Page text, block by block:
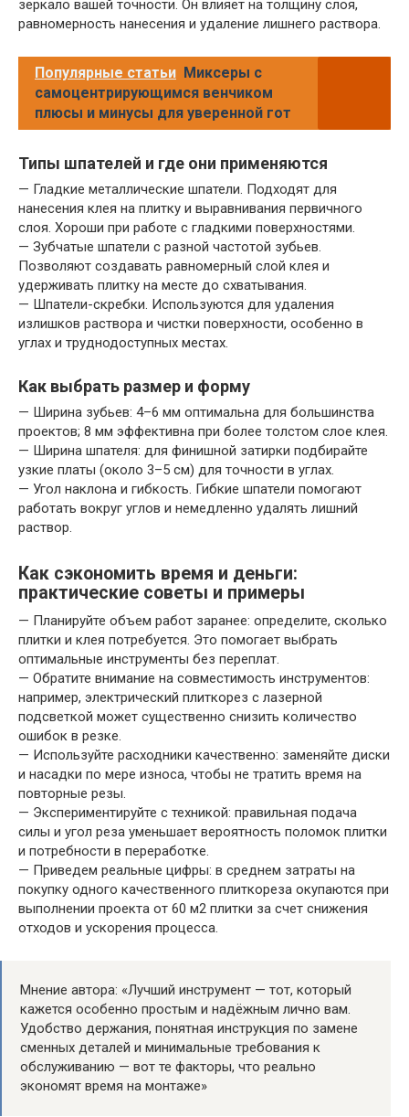
зеркало вашей точности. Он влияет на толщину слоя,
равномерность нанесения и удаление лишнего раствора.
Популярные статьи Миксеры с
самоцентрирующимся венчиком
плюсы и минусы для уверенной гот
Типы шпателей и где они применяются
— Гладкие металлические шпатели. Подходят для
нанесения клея на плитку и выравнивания первичного
слоя. Хороши при работе с гладкими поверхностями.
— Зубчатые шпатели с разной частотой зубьев.
Позволяют создавать равномерный слой клея и
удерживать плитку на месте до схватывания.
— Шпатели-скребки. Используются для удаления
излишков раствора и чистки поверхности, особенно в
углах и труднодоступных местах.
Как выбрать размер и форму
— Ширина зубьев: 4–6 мм оптимальна для большинства
проектов; 8 мм эффективна при более толстом слое клея.
— Ширина шпателя: для финишной затирки подбирайте
узкие платы (около 3–5 см) для точности в углах.
— Угол наклона и гибкость. Гибкие шпатели помогают
работать вокруг углов и немедленно удалять лишний
раствор.
Как сэкономить время и деньги:
практические советы и примеры
— Планируйте объем работ заранее: определите, сколько
плитки и клея потребуется. Это помогает выбрать
оптимальные инструменты без переплат.
— Обратите внимание на совместимость инструментов:
например, электрический плиткорез с лазерной
подсветкой может существенно снизить количество
ошибок в резке.
— Используйте расходники качественно: заменяйте диски
и насадки по мере износа, чтобы не тратить время на
повторные резы.
— Экспериментируйте с техникой: правильная подача
силы и угол реза уменьшает вероятность поломок плитки
и потребности в переработке.
— Приведем реальные цифры: в среднем затраты на
покупку одного качественного плиткореза окупаются при
выполнении проекта от 60 м2 плитки за счет снижения
отходов и ускорения процесса.
Мнение автора: «Лучший инструмент — тот, который
кажется особенно простым и надёжным лично вам.
Удобство держания, понятная инструкция по замене
сменных деталей и минимальные требования к
обслуживанию — вот те факторы, что реально
экономят время на монтаже»